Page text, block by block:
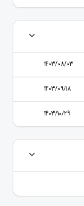
1403/08/03
1403/09/18
1403/10/29